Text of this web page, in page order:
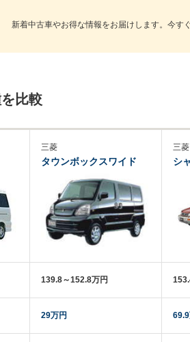
新着中古車やお得な情報をお届けします。今す
比較
三菱
タウンボックスワイド
139.8～152.8万円
29万円
三菱
シ